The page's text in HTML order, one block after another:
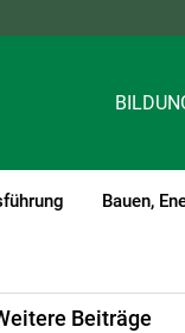
Bauen,
Beiträge